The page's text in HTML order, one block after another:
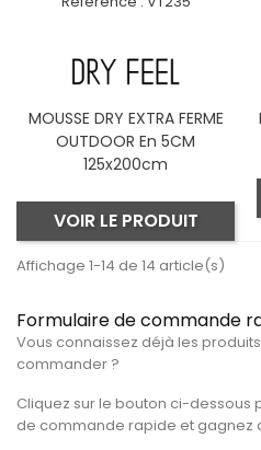
Formulaire de commande
Vous connaissez déjà les
commander ?
Cliquez sur le bouton ci-
de commande rapide et gagnez
MOUSSE DRY EXTRA FERME
OUTDOOR En 5CM
125x200cm
VOIR LE PRODUIT
Affichage 1-14 de 14 article(s)